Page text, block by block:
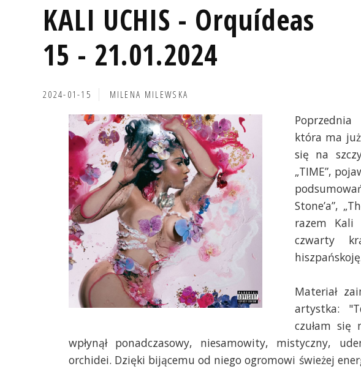
KALI UCHIS - Orquídeas
15 - 21.01.2024
2024-01-15 MILENA MILEWSKA
która ma
się na
„TIME”,
Stone’a”,
razem Kali
czwarty
Materiał
artystka:
czułam się
wpłynął ponadczasowy, niesamowity, mistyczny,
orchidei. Dzięki bijącemu od niego ogromowi świeżej